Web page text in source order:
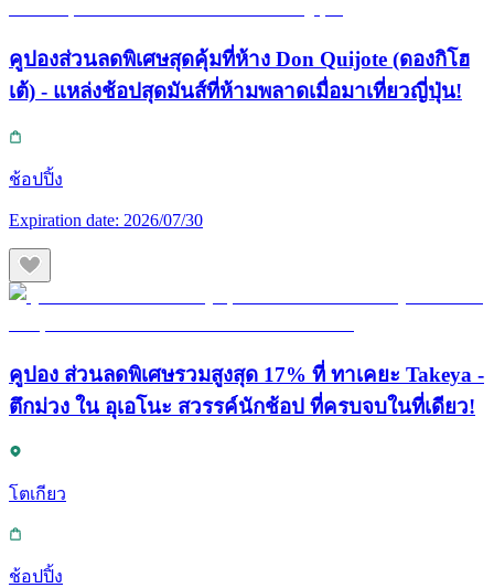
คูปองส่วนลดพิเศษสุดคุ้มที่ห้าง Don Quijote (ดองกิโฮ
เต้) - แหล่งช้อปสุดมันส์ที่ห้ามพลาดเมื่อมาเที่ยวญี่ปุ่น!
ช้อปปิ้ง
Expiration date: 2026/07/30
คูปอง ส่วนลดพิเศษรวมสูงสุด 17% ที่ ทาเคยะ Takeya -
ตึกม่วง ใน อุเอโนะ สวรรค์นักช้อป ที่ครบจบในที่เดียว!
โตเกียว
ช้อปปิ้ง